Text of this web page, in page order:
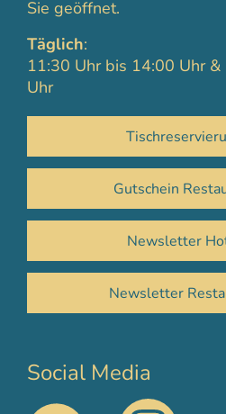
Sie geöffnet.
Täglich:
11:30 Uhr bis 14:00 Uhr
Uhr
Gutschein
Newsletter
Newsletter
Social Media